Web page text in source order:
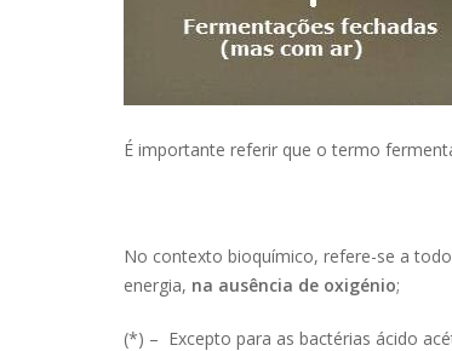
É importante referir que o termo
No contexto bioquímico, refere-se a
energia, na ausência de oxigénio;
(*) – Excepto para as bactérias ácido